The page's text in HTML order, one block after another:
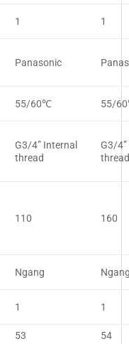
1 1
Panasonic
55/60℃ 55/
G3/4” Internal
thread
G3/
thread
110 160
Ngang
1 1
53
54